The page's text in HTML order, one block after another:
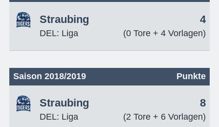
Straubing
DEL: Liga
4
(0 Tore + 4 Vorlagen)
Saison 2018/2019 Punkte
Straubing
DEL: Liga
8
(2 Tore + 6 Vorlagen)